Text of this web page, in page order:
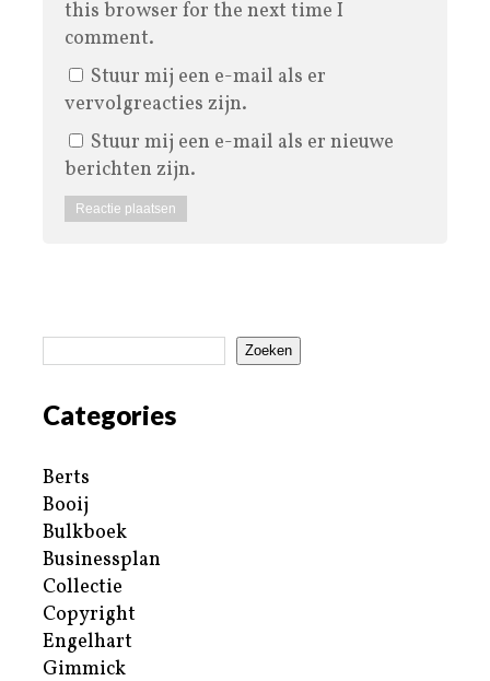
this browser for the next time I
comment.
Stuur mij een e-mail als er
vervolgreacties zijn.
Stuur mij een e-mail als er nieuwe
berichten zijn.
Zoeken
Categories
Berts
Booij
Bulkboek
Businessplan
Collectie
Copyright
Engelhart
Gimmick